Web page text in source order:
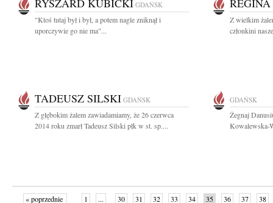
RYSZARD KUBICKI GDAŃSK
"Ktoś tutaj był i był, a potem nagle zniknął i
uporczywie go nie ma"...
Z wielkim
członkini
TADEUSZ SILSKI GDAŃSK
Z głębokim żalem zawiadamiamy, że 26 czerwca
2014 roku zmarł Tadeusz Silski płk w st. sp....
GDAŃSK
Żegnaj
Kowalewska-
« poprzednie 1 ... 30 31 32 33 34 35 36 37 38